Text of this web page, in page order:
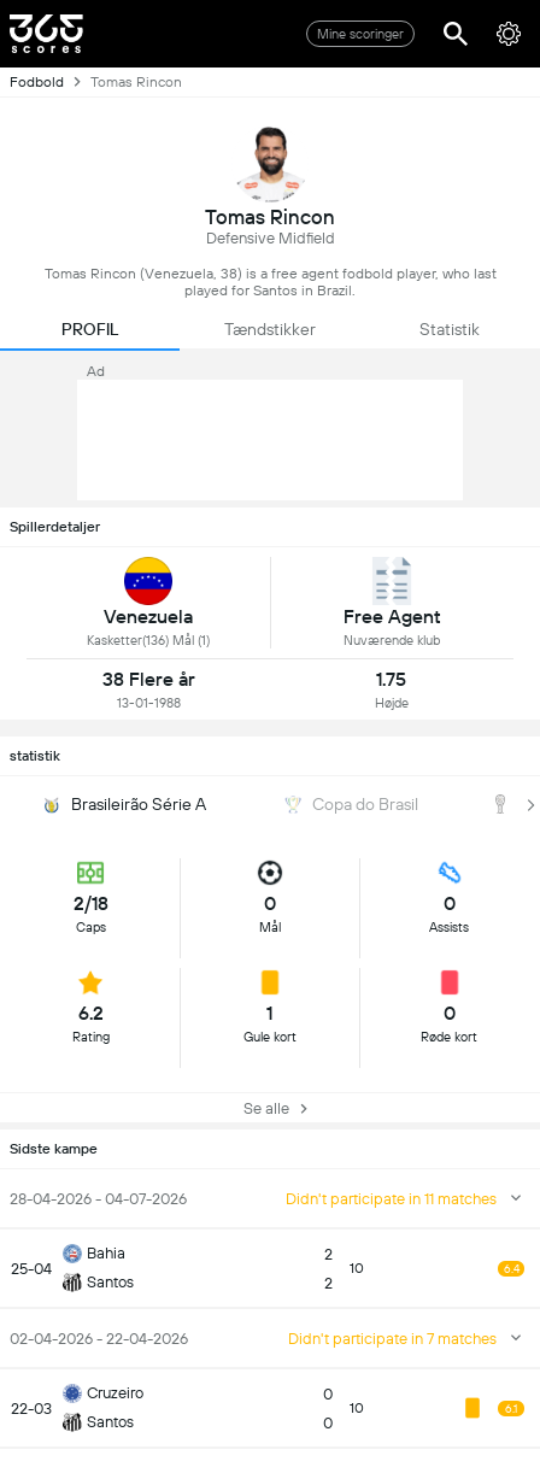
Mine scoringer
Fodbold Tomas Rincon
Tomas Rincon
Defensive Midfield
Tomas Rincon (Venezuela, 38) is a free agent fodbold player, who last
played for Santos in Brazil.
PROFIL Tændstikker Statistik
Ad
Spillerdetaljer
Venezuela
Kasketter(136) Mål (1)
Free Agent
Nuværende klub
38 Flere år
13-01-1988
1.75
Højde
statistik
Brasileirão Série A Copa do Brasil
2/18
Caps
0
Mål
0
Assists
6.2
Rating
1
Gule kort
0
Røde kort
Se alle
Sidste kampe
28-04-2026 - 04-07-2026 Didn't participate in 11 matches
25-04
Bahia
Santos
2
2
10 6.4
02-04-2026 - 22-04-2026 Didn't participate in 7 matches
22-03
Cruzeiro
Santos
0
0
10 6.1